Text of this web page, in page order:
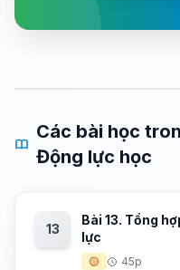
Các bài học
Động lực học
13
Bài 13. Tổng
lực
🟡 45p